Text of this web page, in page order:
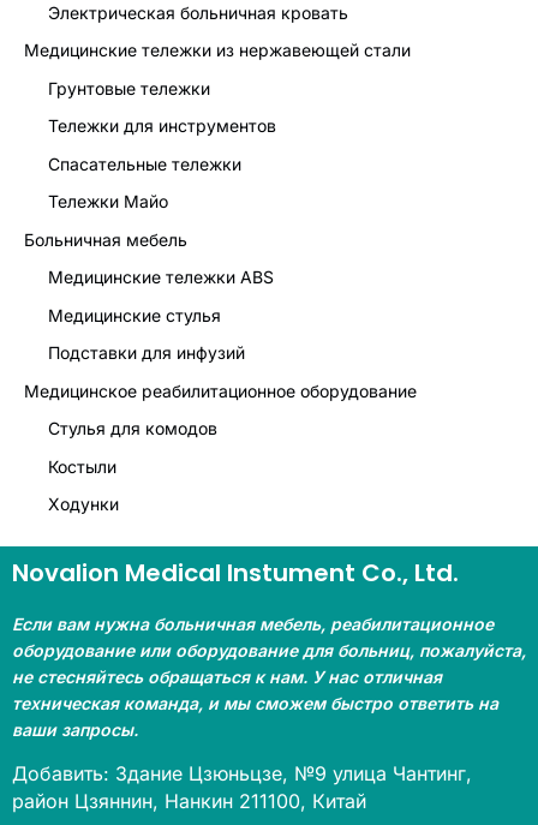
Электрическая больничная кровать
Медицинские тележки из нержавеющей стали
Грунтовые тележки
Тележки для инструментов
Спасательные тележки
Тележки Майо
Больничная мебель
Медицинские тележки ABS
Медицинские стулья
Подставки для инфузий
Медицинское реабилитационное оборудование
Стулья для комодов
Костыли
Ходунки
Novalion Medical Instument Co., Ltd.
Если вам нужна больничная мебель, реабилитационное
оборудование или оборудование для больниц, пожалуйста,
не стесняйтесь обращаться к нам. У нас отличная
техническая команда, и мы сможем быстро ответить на
ваши запросы.
Добавить: Здание Цзюньцзе, №9 улица Чантинг,
район Цзяннин, Нанкин 211100, Китай